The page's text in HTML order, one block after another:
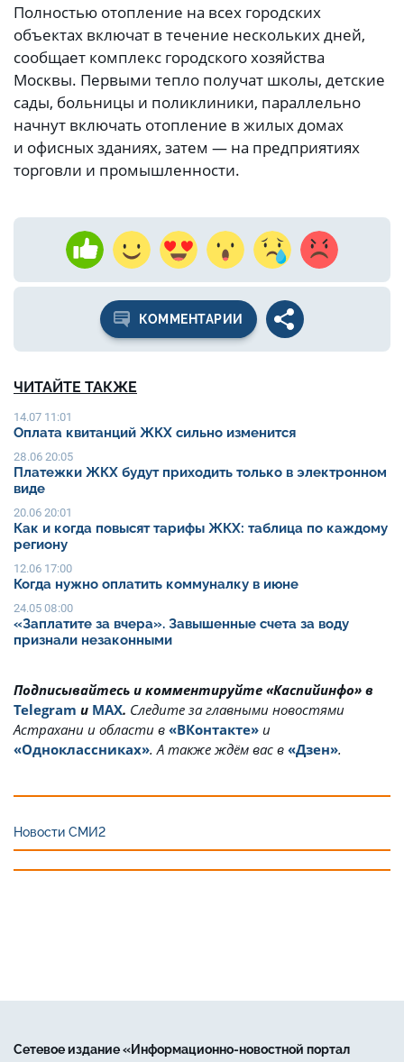
Полностью отопление на всех городских
объектах включат в течение нескольких дней,
сообщает комплекс городского хозяйства
Москвы. Первыми тепло получат школы, детские
сады, больницы и поликлиники, параллельно
начнут включать отопление в жилых домах
и офисных зданиях, затем — на предприятиях
торговли и промышленности.
КОММЕНТАРИИ
ЧИТАЙТЕ ТАКЖЕ
14.07 11:01
Оплата квитанций ЖКХ сильно изменится
28.06 20:05
Платежки ЖКХ будут приходить только в электронном
виде
20.06 20:01
Как и когда повысят тарифы ЖКХ: таблица по каждому
региону
12.06 17:00
Когда нужно оплатить коммуналку в июне
24.05 08:00
«Заплатите за вчера». Завышенные счета за воду
признали незаконными
Подписывайтесь и комментируйте «Каспийинфо» в
Telegram и MAX. Cледите за главными новостями
Астрахани и области в «ВКонтакте» и
«Одноклассниках». А также ждём вас в «Дзен».
Новости СМИ2
Сетевое издание «Информационно-новостной портал